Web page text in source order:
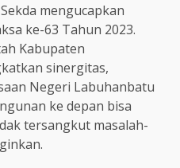
mengucapkan
ke-63 Tahun 2023.
Kabupaten
sinergitas,
Negeri Labuhanbatu
ke depan bisa
tersangkut masalah-